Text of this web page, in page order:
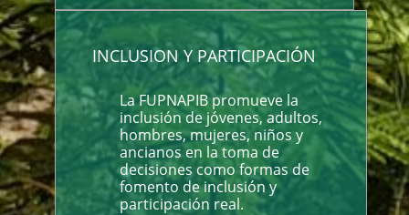
INCLUSION Y PARTICIPACIÓN
La FUPNAPIB promueve la
inclusión de jóvenes, adultos,
hombres, mujeres, niños y
ancianos en la toma de
decisiones como formas de
fomento de inclusión y
participación real.